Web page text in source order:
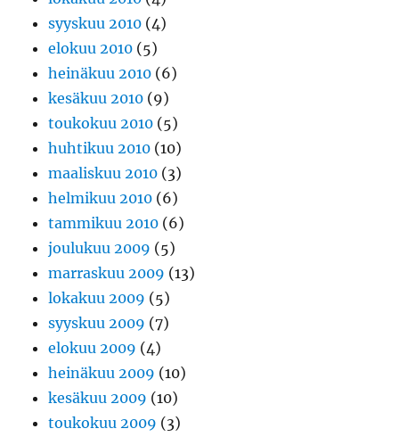
syyskuu 2010 (4)
elokuu 2010 (5)
heinäkuu 2010 (6)
kesäkuu 2010 (9)
toukokuu 2010 (5)
huhtikuu 2010 (10)
maaliskuu 2010 (3)
helmikuu 2010 (6)
tammikuu 2010 (6)
joulukuu 2009 (5)
marraskuu 2009 (13)
lokakuu 2009 (5)
syyskuu 2009 (7)
elokuu 2009 (4)
heinäkuu 2009 (10)
kesäkuu 2009 (10)
toukokuu 2009 (3)